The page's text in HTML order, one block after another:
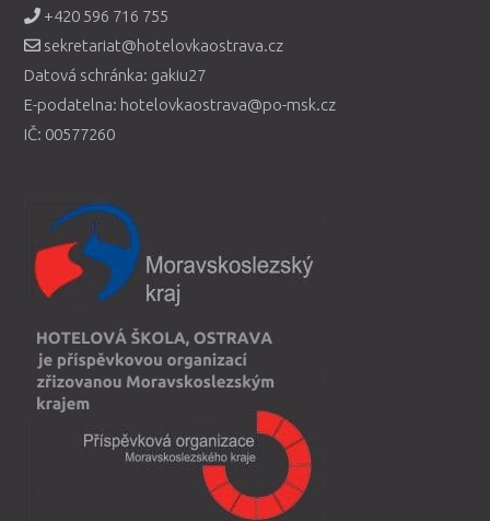
+420 596 716 755
sekretariat@hotelovkaostrava.cz
Datová schránka: gakiu27
E-podatelna: hotelovkaostrava@po-msk.cz
IČ: 00577260